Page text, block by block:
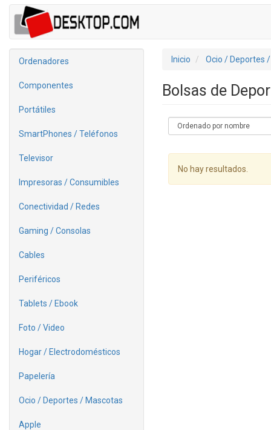
Ordenadores
Componentes
Portátiles
SmartPhones / Teléfonos
Televisor
Impresoras / Consumibles
Conectividad / Redes
Gaming / Consolas
Cables
Periféricos
Tablets / Ebook
Foto / Video
Hogar / Electrodomésticos
Papelería
Ocio / Deportes / Mascotas
Apple
Inicio Ocio / Deportes
Bolsas de
No hay resultados.